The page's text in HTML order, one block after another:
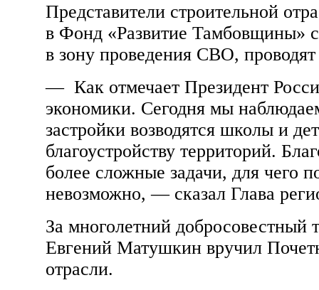
Представители строительной
в Фонд «Развитие Тамбовщины»
в зону проведения СВО,
— Как отмечает Президент
экономики. Сегодня мы
застройки возводятся школы и
благоустройству территорий.
более сложные задачи, для чего
невозможно, — сказал Глава
За многолетний добросовестный
Евгений Матушкин вручил
отрасли.